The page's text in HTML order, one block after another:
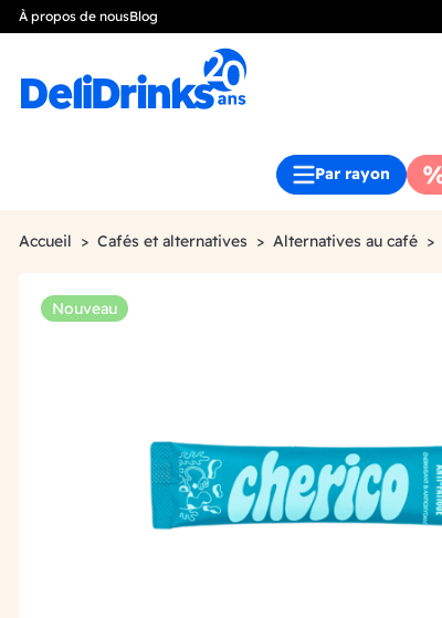
À propos de nousBlog
Par rayon
Accueil Cafés et alternatives Alternatives au café
Nouveau